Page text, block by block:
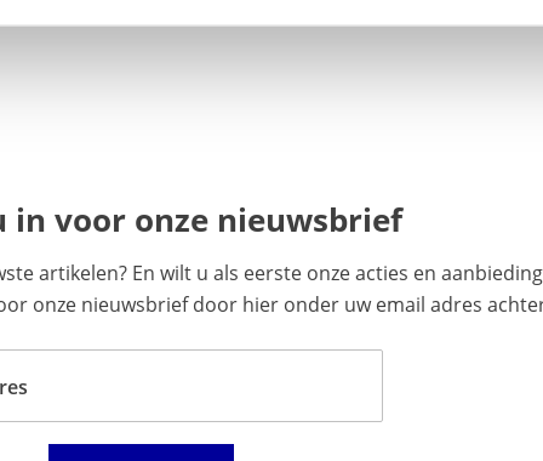
in voor onze nieuwsbrief
artikelen? En wilt u als eerste onze acties en
onze nieuwsbrief door hier onder uw email adres